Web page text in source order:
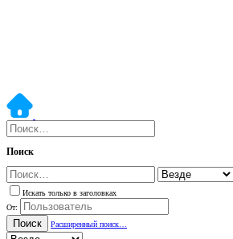
Поиск
Искать только в заголовках
От:
Поиск Расширенный поиск…